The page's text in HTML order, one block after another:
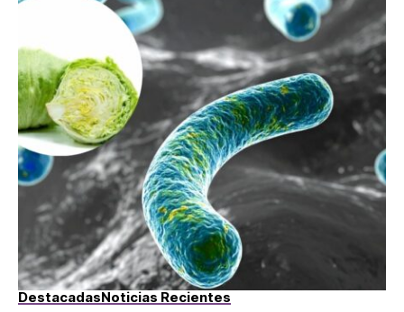
DestacadasNoticias Recientes